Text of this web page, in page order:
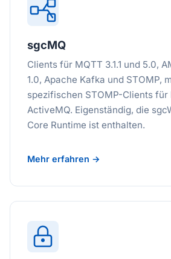
sgcMQ
Clients für MQTT 3.1.1 und 5.0,
1.0, Apache Kafka und STOMP,
spezifischen STOMP-Clients für
ActiveMQ. Eigenständig, die
Core Runtime ist enthalten.
Mehr erfahren →